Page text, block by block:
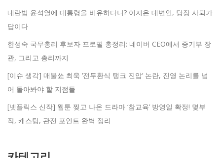
내란범 윤석열에 대통령을 비유하다니? 이지은 대변인, 당장 사퇴가
답이다
한성숙 국무총리 후보자 프로필 총정리: 네이버 CEO에서 중기부 장
관, 그리고 총리까지
[이슈 생각] 매불쑈 최욱 ‘전두환식 탱크 진압’ 논란, 진영 논리를 넘
어 돌아봐야 할 지점들
[넷플릭스 신작] 웹툰 찢고 나온 드라마 ‘참교육’ 방영일 확정! 몇부
작, 캐스팅, 관전 포인트 완벽 정리